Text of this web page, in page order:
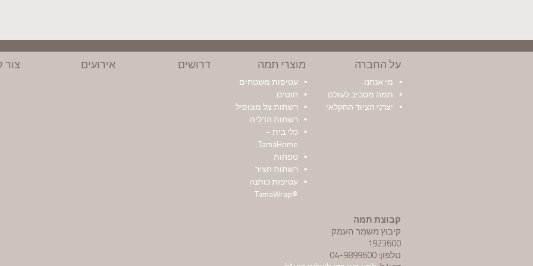
על החברה
מי אנחנו
תמה מסביב לעולם
יצרני הציוד החקלאי
מוצרי תמה
עטיפות משטחים
חוטים
רשתות צל מונופיל
רשתות הדליה
כלי בית –
TamaHome
טפחות
רשתות חציר
עטיפות כותנה
®TamaWrap
דרושים אירועים צור
קבוצת תמה
קיבוץ משמר העמק
1923600
טלפון: 04-9899600